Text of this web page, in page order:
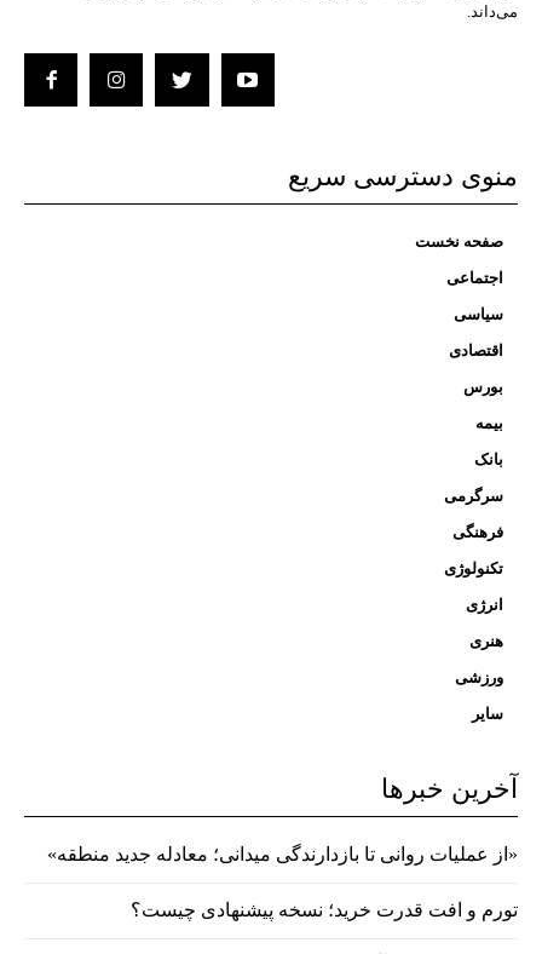
می‌داند.
منوی دسترسی سریع
صفحه نخست
اجتماعی
سیاسی
اقتصادی
بورس
بیمه
بانک
سرگرمی
فرهنگی
تکنولوژی
انرژی
هنری
ورزشی
سایر
آخرین خبرها
«از عملیات روانی تا بازدارندگی میدانی؛ معادله جدید منطقه»
تورم و افت قدرت خرید؛ نسخه پیشنهادی چیست؟